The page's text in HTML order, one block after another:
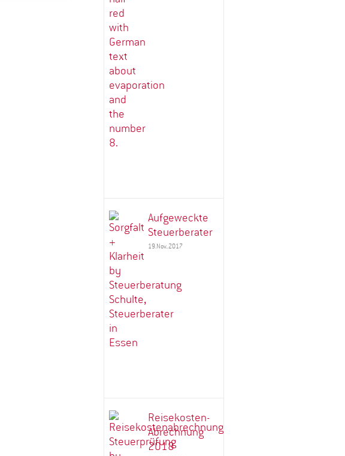
Aufgeweckte
Steuerberater
19.Nov..2017
Reisekosten-
Abrechnung
2018